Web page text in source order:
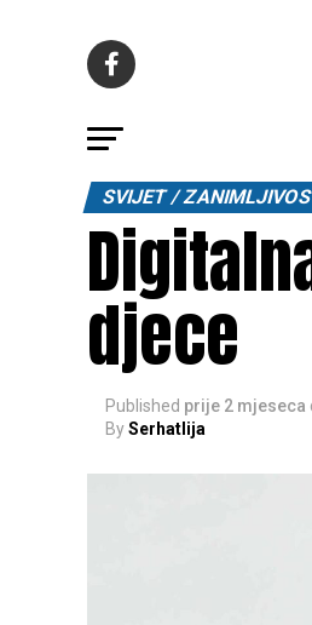
SVIJET /
djece
Published prije 2 mjeseca
BySerhatlija